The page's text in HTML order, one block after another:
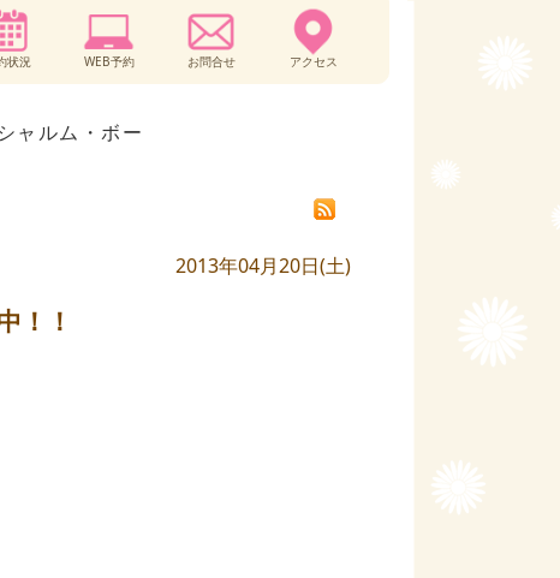
アクセス
お問合せ
WEB予約
状況
シャルム・ボー
2013年04月20日(土)
！！